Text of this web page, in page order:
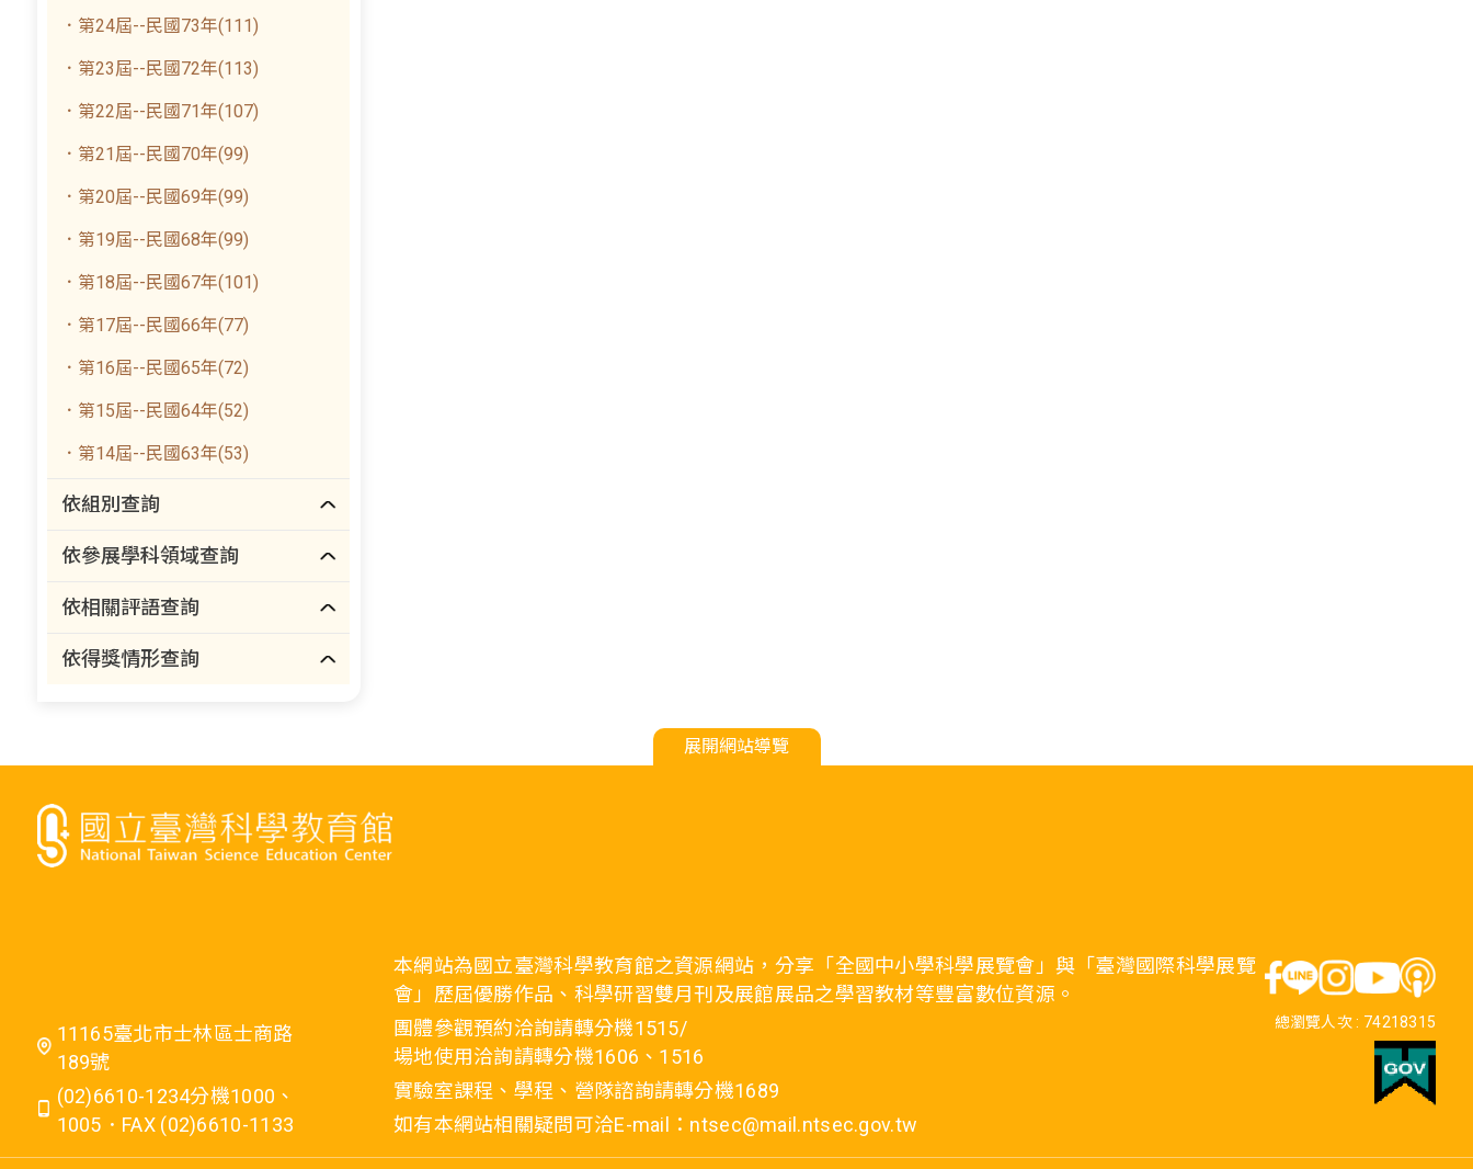
．第24屆--民國73年(111)
．第23屆--民國72年(113)
．第22屆--民國71年(107)
．第21屆--民國70年(99)
．第20屆--民國69年(99)
．第19屆--民國68年(99)
．第18屆--民國67年(101)
．第17屆--民國66年(77)
．第16屆--民國65年(72)
．第15屆--民國64年(52)
．第14屆--民國63年(53)
依組別查詢
依參展學科領域查詢
依相關評語查詢
依得獎情形查詢
展開網站導覽
11165臺北市士林區士商路
189號
(02)6610-1234分機1000、
1005．FAX (02)6610-1133
本網站為國立臺灣科學教育館之資源網站，分享「全國中小學科學展覽會」與「臺灣國際科學展覽
會」歷屆優勝作品、科學研習雙月刊及展館展品之學習教材等豐富數位資源。
團體參觀預約洽詢請轉分機1515/
場地使用洽詢請轉分機1606、1516
實驗室課程、學程、營隊諮詢請轉分機1689
如有本網站相關疑問可洽E-mail：ntsec@mail.ntsec.gov.tw
總瀏覽人次 : 74218315